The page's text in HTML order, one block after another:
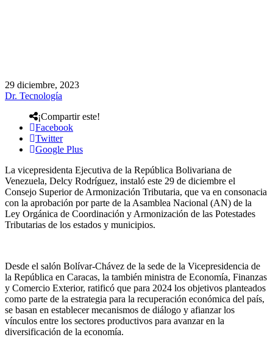
29 diciembre, 2023
Dr. Tecnología
¡Compartir este!
Facebook
Twitter
Google Plus
La vicepresidenta Ejecutiva de la República Bolivariana de
Venezuela, Delcy Rodríguez, instaló este 29 de diciembre el
Consejo Superior de Armonización Tributaria, que va en consonacia
con la aprobación por parte de la Asamblea Nacional (AN) de la
Ley Orgánica de Coordinación y Armonización de las Potestades
Tributarias de los estados y municipios.
Desde el salón Bolívar-Chávez de la sede de la Vicepresidencia de
la República en Caracas, la también ministra de Economía, Finanzas
y Comercio Exterior, ratificó que para 2024 los objetivos planteados
como parte de la estrategia para la recuperación económica del país,
se basan en establecer mecanismos de diálogo y afianzar los
vínculos entre los sectores productivos para avanzar en la
diversificación de la economía.